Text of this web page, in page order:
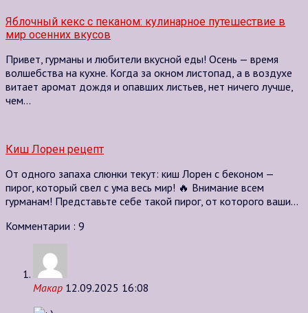
Яблочный кекс с пеканом: кулинарное путешествие в
мир осенних вкусов
Привет, гурманы и любители вкусной еды! Осень — время
волшебства на кухне. Когда за окном листопад, а в воздухе
витает аромат дождя и опавших листьев, нет ничего лучше,
чем…
Киш Лорен рецепт
От одного запаха слюнки текут: киш Лорен с беконом —
пирог, который свел с ума весь мир! 🔥 Внимание всем
гурманам! Представьте себе такой пирог, от которого ваши…
Комментарии : 9
Макар 12.09.2025 16:08